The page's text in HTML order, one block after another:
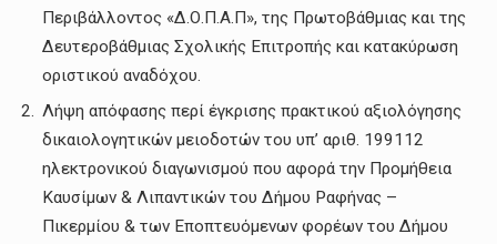
Περιβάλλοντος «Δ.Ο.Π.Α.Π», της Πρωτοβάθμιας και της
Δευτεροβάθμιας Σχολικής Επιτροπής και κατακύρωση
οριστικού αναδόχου.
Λήψη απόφασης περί έγκρισης πρακτικού αξιολόγησης
δικαιολογητικών μειοδοτών του υπ’ αριθ. 199112
ηλεκτρονικού διαγωνισμού που αφορά την Προμήθεια
Καυσίμων & Λιπαντικών του Δήμου Ραφήνας –
Πικερμίου & των Εποπτευόμενων φορέων του Δήμου